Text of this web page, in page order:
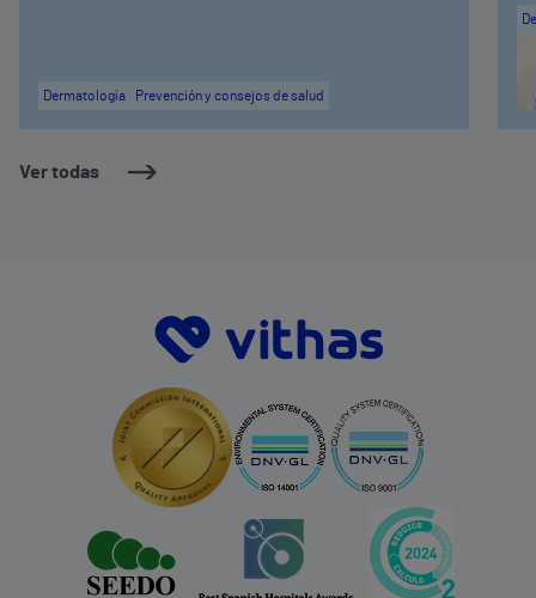
Ver todas
Dermatología Prevención y consejos de salud